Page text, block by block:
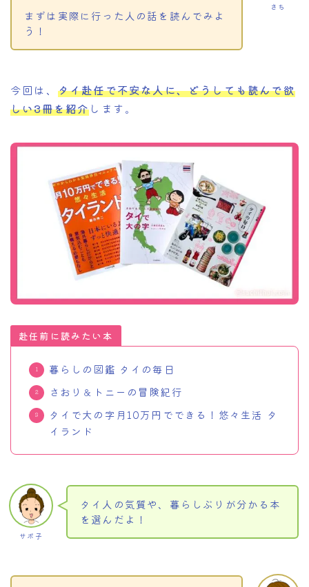
さち
まずは実際に行った人の話を読んでみよ
う！
今回は、 タイ赴任で不安な人に、どうしても読んで欲
しい3冊を紹介します。
赴任前に読みたい本
暮らしの図鑑 タイの毎日
さおり＆トニーの冒険紀行
タイで大の字月10万円でできる！悠々生活 タ
イランド
サボ子
タイ人の気質や、暮らしぶりが分かる本
を選んだよ！